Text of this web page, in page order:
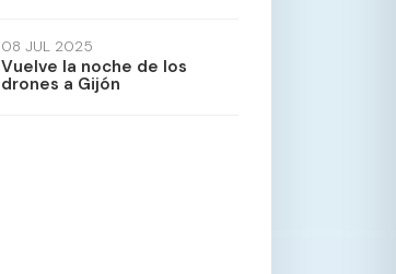
08 JUL 2025
Vuelve la noche de los
drones a Gijón